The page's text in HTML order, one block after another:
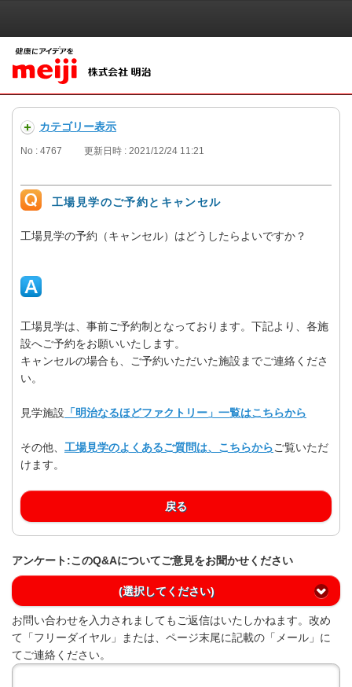
カテゴリー表示
No : 4767 更新日時 : 2021/12/24 11:21
工場見学のご予約とキャンセル
工場見学の予約（キャンセル）はどうしたらよいですか？
工場見学は、事前ご予約制となっております。下記より、各施
設へご予約をお願いいたします。
キャンセルの場合も、ご予約いただいた施設までご連絡くださ
い。
見学施設 「明治なるほどファクトリー」一覧はこちらから
その他、 工場見学のよくあるご質問は、こちらからご覧いただ
けます。
戻る
アンケート:このQ&Aについてご意見をお聞かせください
(選択してください)
お問い合わせを入力されましてもご返信はいたしかねます。改め
て「フリーダイヤル」または、ページ末尾に記載の「メール」に
てご連絡ください。